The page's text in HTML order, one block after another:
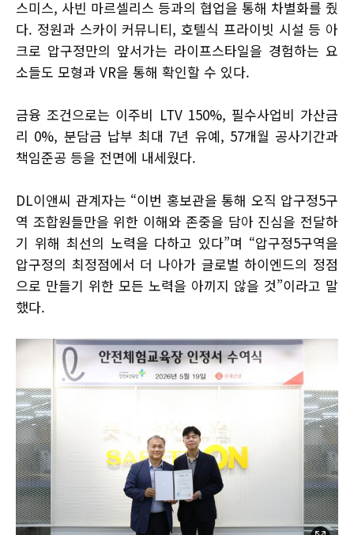
스미스, 사빈 마르셀리스 등과의 협업을 통해 차별화를 줬
다. 정원과 스카이 커뮤니티, 호텔식 프라이빗 시설 등 아
크로 압구정만의 앞서가는 라이프스타일을 경험하는 요
소들도 모형과 VR을 통해 확인할 수 있다.
금융 조건으로는 이주비 LTV 150%, 필수사업비 가산금
리 0%, 분담금 납부 최대 7년 유예, 57개월 공사기간과
책임준공 등을 전면에 내세웠다.
DL이앤씨 관계자는 “이번 홍보관을 통해 오직 압구정5구
역 조합원들만을 위한 이해와 존중을 담아 진심을 전달하
기 위해 최선의 노력을 다하고 있다”며 “압구정5구역을
압구정의 최정점에서 더 나아가 글로벌 하이엔드의 정점
으로 만들기 위한 모든 노력을 아끼지 않을 것”이라고 말
했다.